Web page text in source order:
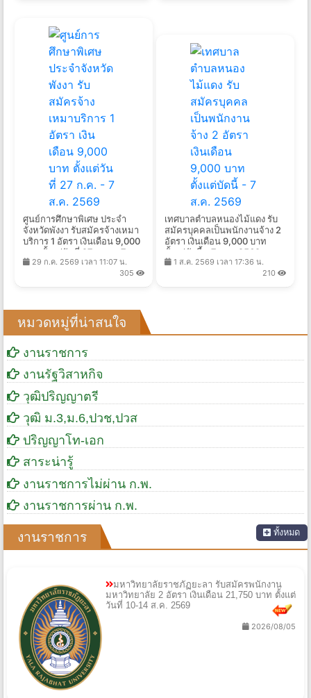
ศูนย์การศึกษาพิเศษ ประจำ
จังหวัดพังงา รับสมัครจ้างเหมา
บริการ 1 อัตรา เงินเดือน 9,000
บาท ตั้งแต่วันที่ 27 ก.ค. - 7
ส.ค. 2569
29 ก.ค. 2569 เวลา 11:07 น.
305
เทศบาลตําบลหนองไม้แดง รับ
สมัครบุคคลเป็นพนักงานจ้าง 2
อัตรา เงินเดือน 9,000 บาท
ตั้งแต่บัดนี้ - 7 ส.ค. 2569
1 ส.ค. 2569 เวลา 17:36 น.
210
หมวดหมู่ที่น่าสนใจ
งานราชการ
งานรัฐวิสาหกิจ
วุฒิปริญญาตรี
วุฒิ ม.3,ม.6,ปวช,ปวส
ปริญญาโท-เอก
สาระน่ารู้
งานราชการไม่ผ่าน ก.พ.
งานราชการผ่าน ก.พ.
งานราชการ ทั้งหมด
มหาวิทยาลัยราชภัฏยะลา รับสมัครพนักงาน
มหาวิทยาลัย 2 อัตรา เงินเดือน 21,750 บาท ตั้งแต่
วันที่ 10-14 ส.ค. 2569
2026/08/05